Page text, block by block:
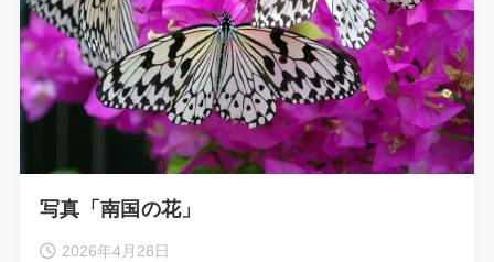
写真「南国の花」
2026年4月28日